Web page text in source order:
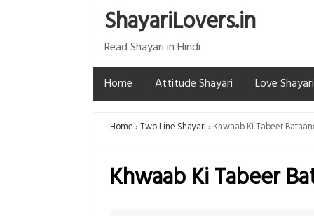
ShayariLovers.in
Read Shayari in Hindi
Home
Attitude Shayari Love Shayari
Home Two Line Shayari Khwaab Ki Tabeer
Khwaab Ki Tabeer